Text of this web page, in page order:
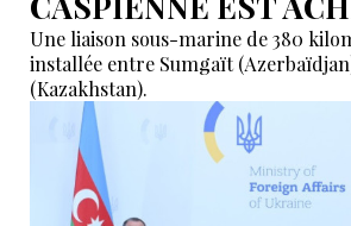
Une liaison sous-marine de 380
installée entre Sumgaït
(Kazakhstan).